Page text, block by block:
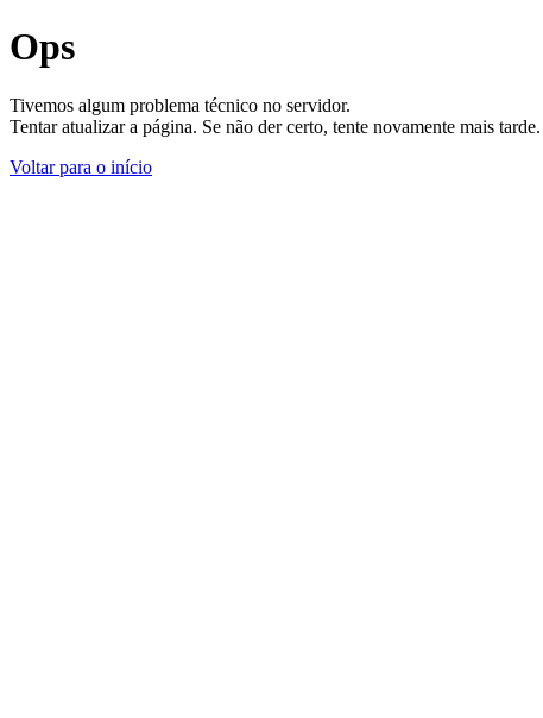
Ops
Tivemos algum problema técnico no servidor.
Tentar atualizar a página. Se não der certo, tente novamente mais
Voltar para o início